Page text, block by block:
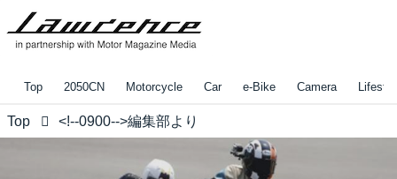
Top 2050CN Motorcycle Car e-Bike Camera
Top <!--0900-->編集部より